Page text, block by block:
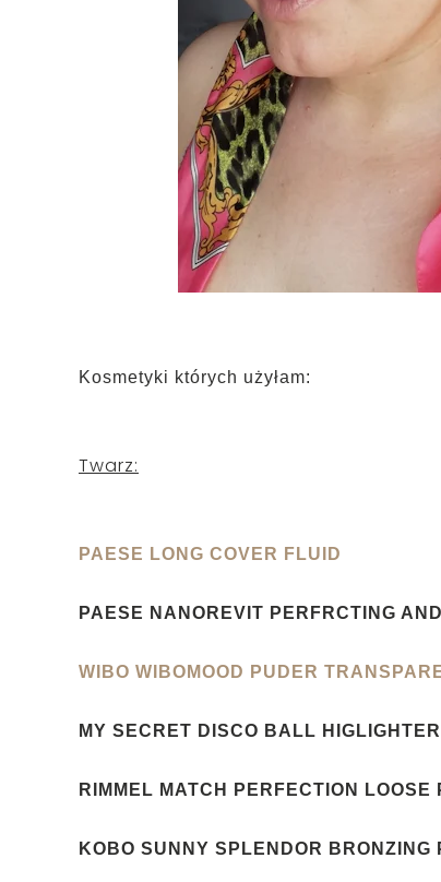
Kosmetyki których użyłam:
Twarz:
PAESE LONG COVER FLUID
PAESE NANOREVIT PERFRCTING
WIBO WIBOMOOD PUDER
MY SECRET DISCO BALL HIGLIGHTER
RIMMEL MATCH PERFECTION LOOSE
KOBO SUNNY SPLENDOR